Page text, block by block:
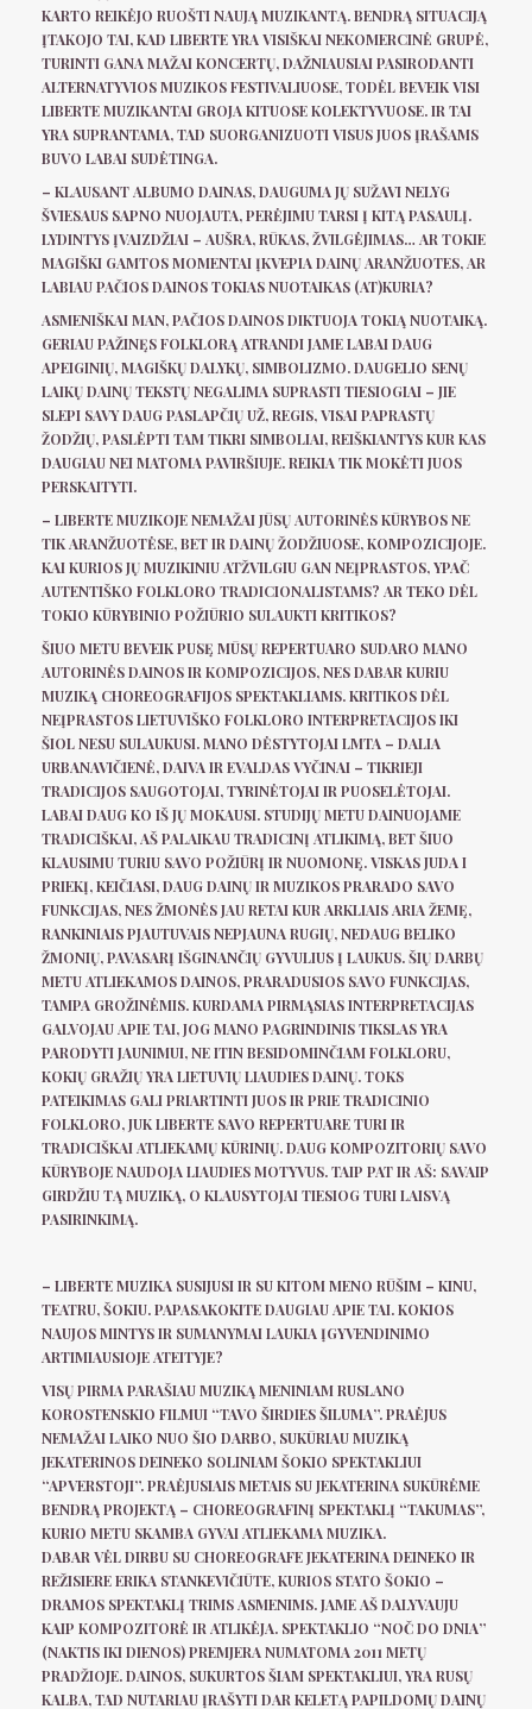
KARTO REIKĖJO RUOŠTI NAUJĄ MUZIKANTĄ. BENDRĄ SITUACIJĄ
ĮTAKOJO TAI, KAD LIBERTE YRA VISIŠKAI NEKOMERCINĖ GRUPĖ,
TURINTI GANA MAŽAI KONCERTŲ, DAŽNIAUSIAI PASIRODANTI
ALTERNATYVIOS MUZIKOS FESTIVALIUOSE, TODĖL BEVEIK VISI
LIBERTE MUZIKANTAI GROJA KITUOSE KOLEKTYVUOSE. IR TAI
YRA SUPRANTAMA, TAD SUORGANIZUOTI VISUS JUOS ĮRAŠAMS
BUVO LABAI SUDĖTINGA.
– KLAUSANT ALBUMO DAINAS, DAUGUMA JŲ SUŽAVI NELYG
ŠVIESAUS SAPNO NUOJAUTA, PERĖJIMU TARSI Į KITĄ PASAULĮ.
LYDINTYS ĮVAIZDŽIAI – AUŠRA, RŪKAS, ŽVILGĖJIMAS… AR TOKIE
MAGIŠKI GAMTOS MOMENTAI ĮKVEPIA DAINŲ ARANŽUOTES, AR
LABIAU PAČIOS DAINOS TOKIAS NUOTAIKAS (AT)KURIA?
ASMENIŠKAI MAN, PAČIOS DAINOS DIKTUOJA TOKIĄ NUOTAIKĄ.
GERIAU PAŽINĘS FOLKLORĄ ATRANDI JAME LABAI DAUG
APEIGINIŲ, MAGIŠKŲ DALYKŲ, SIMBOLIZMO. DAUGELIO SENŲ
LAIKŲ DAINŲ TEKSTŲ NEGALIMA SUPRASTI TIESIOGIAI – JIE
SLEPI SAVY DAUG PASLAPČIŲ UŽ, REGIS, VISAI PAPRASTŲ
ŽODŽIŲ, PASLĖPTI TAM TIKRI SIMBOLIAI, REIŠKIANTYS KUR KAS
DAUGIAU NEI MATOMA PAVIRŠIUJE. REIKIA TIK MOKĖTI JUOS
PERSKAITYTI.
– LIBERTE MUZIKOJE NEMAŽAI JŪSŲ AUTORINĖS KŪRYBOS NE
TIK ARANŽUOTĖSE, BET IR DAINŲ ŽODŽIUOSE, KOMPOZICIJOJE.
KAI KURIOS JŲ MUZIKINIU ATŽVILGIU GAN NEĮPRASTOS, YPAČ
AUTENTIŠKO FOLKLORO TRADICIONALISTAMS? AR TEKO DĖL
TOKIO KŪRYBINIO POŽIŪRIO SULAUKTI KRITIKOS?
ŠIUO METU BEVEIK PUSĘ MŪSŲ REPERTUARO SUDARO MANO
AUTORINĖS DAINOS IR KOMPOZICIJOS, NES DABAR KURIU
MUZIKĄ CHOREOGRAFIJOS SPEKTAKLIAMS. KRITIKOS DĖL
NEĮPRASTOS LIETUVIŠKO FOLKLORO INTERPRETACIJOS IKI
ŠIOL NESU SULAUKUSI. MANO DĖSTYTOJAI LMTA – DALIA
URBANAVIČIENĖ, DAIVA IR EVALDAS VYČINAI – TIKRIEJI
TRADICIJOS SAUGOTOJAI, TYRINĖTOJAI IR PUOSELĖTOJAI.
LABAI DAUG KO IŠ JŲ MOKAUSI. STUDIJŲ METU DAINUOJAME
TRADICIŠKAI, AŠ PALAIKAU TRADICINĮ ATLIKIMĄ, BET ŠIUO
KLAUSIMU TURIU SAVO POŽIŪRĮ IR NUOMONĘ. VISKAS JUDA I
PRIEKĮ, KEIČIASI, DAUG DAINŲ IR MUZIKOS PRARADO SAVO
FUNKCIJAS, NES ŽMONĖS JAU RETAI KUR ARKLIAIS ARIA ŽEMĘ,
RANKINIAIS PJAUTUVAIS NEPJAUNA RUGIŲ, NEDAUG BELIKO
ŽMONIŲ, PAVASARĮ IŠGINANČIŲ GYVULIUS Į LAUKUS. ŠIŲ DARBŲ
METU ATLIEKAMOS DAINOS, PRARADUSIOS SAVO FUNKCIJAS,
TAMPA GROŽINĖMIS. KURDAMA PIRMĄSIAS INTERPRETACIJAS
GALVOJAU APIE TAI, JOG MANO PAGRINDINIS TIKSLAS YRA
PARODYTI JAUNIMUI, NE ITIN BESIDOMINČIAM FOLKLORU,
KOKIŲ GRAŽIŲ YRA LIETUVIŲ LIAUDIES DAINŲ. TOKS
PATEIKIMAS GALI PRIARTINTI JUOS IR PRIE TRADICINIO
FOLKLORO, JUK LIBERTE SAVO REPERTUARE TURI IR
TRADICIŠKAI ATLIEKAMŲ KŪRINIŲ. DAUG KOMPOZITORIŲ SAVO
KŪRYBOJE NAUDOJA LIAUDIES MOTYVUS. TAIP PAT IR AŠ: SAVAIP
GIRDŽIU TĄ MUZIKĄ, O KLAUSYTOJAI TIESIOG TURI LAISVĄ
PASIRINKIMĄ.
– LIBERTE MUZIKA SUSIJUSI IR SU KITOM MENO RŪŠIM – KINU,
TEATRU, ŠOKIU. PAPASAKOKITE DAUGIAU APIE TAI. KOKIOS
NAUJOS MINTYS IR SUMANYMAI LAUKIA ĮGYVENDINIMO
ARTIMIAUSIOJE ATEITYJE?
VISŲ PIRMA PARAŠIAU MUZIKĄ MENINIAM RUSLANO
KOROSTENSKIO FILMUI “TAVO ŠIRDIES ŠILUMA”. PRAĖJUS
NEMAŽAI LAIKO NUO ŠIO DARBO, SUKŪRIAU MUZIKĄ
JEKATERINOS DEINEKO SOLINIAM ŠOKIO SPEKTAKLIUI
“APVERSTOJI”. PRAĖJUSIAIS METAIS SU JEKATERINA SUKŪRĖME
BENDRĄ PROJEKTĄ – CHOREOGRAFINĮ SPEKTAKLĮ “TAKUMAS”,
KURIO METU SKAMBA GYVAI ATLIEKAMA MUZIKA.
DABAR VĖL DIRBU SU CHOREOGRAFE JEKATERINA DEINEKO IR
REŽISIERE ERIKA STANKEVIČIŪTE, KURIOS STATO ŠOKIO –
DRAMOS SPEKTAKLĮ TRIMS ASMENIMS. JAME AŠ DALYVAUJU
KAIP KOMPOZITORĖ IR ATLIKĖJA. SPEKTAKLIO “NOČ DO DNIA”
(NAKTIS IKI DIENOS) PREMJERA NUMATOMA 2011 METŲ
PRADŽIOJE. DAINOS, SUKURTOS ŠIAM SPEKTAKLIUI, YRA RUSŲ
KALBA, TAD NUTARIAU ĮRAŠYTI DAR KELETĄ PAPILDOMŲ DAINŲ